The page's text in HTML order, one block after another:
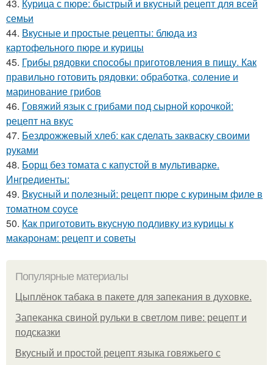
43. Курица с пюре: быстрый и вкусный рецепт для всей
семьи
44. Вкусные и простые рецепты: блюда из
картофельного пюре и курицы
45. Грибы рядовки способы приготовления в пищу. Как
правильно готовить рядовки: обработка, соление и
маринование грибов
46. Говяжий язык с грибами под сырной корочкой:
рецепт на вкус
47. Бездрожжевый хлеб: как сделать закваску своими
руками
48. Борщ без томата с капустой в мультиварке.
Ингредиенты:
49. Вкусный и полезный: рецепт пюре с куриным филе в
томатном соусе
50. Как приготовить вкусную подливку из курицы к
макаронам: рецепт и советы
Популярные материалы
Цыплёнок табака в пакете для запекания в духовке.
Запеканка свиной рульки в светлом пиве: рецепт и
подсказки
Вкусный и простой рецепт языка говяжьего с